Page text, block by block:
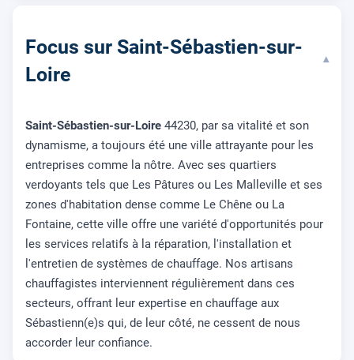
Focus sur Saint-Sébastien-sur-
Loire
▾
Saint-Sébastien-sur-Loire 44230, par sa vitalité et son
dynamisme, a toujours été une ville attrayante pour les
entreprises comme la nôtre. Avec ses quartiers
verdoyants tels que Les Pâtures ou Les Malleville et ses
zones d'habitation dense comme Le Chêne ou La
Fontaine, cette ville offre une variété d'opportunités pour
les services relatifs à la réparation, l'installation et
l'entretien de systèmes de chauffage. Nos artisans
chauffagistes interviennent régulièrement dans ces
secteurs, offrant leur expertise en chauffage aux
Sébastienn(e)s qui, de leur côté, ne cessent de nous
accorder leur confiance.